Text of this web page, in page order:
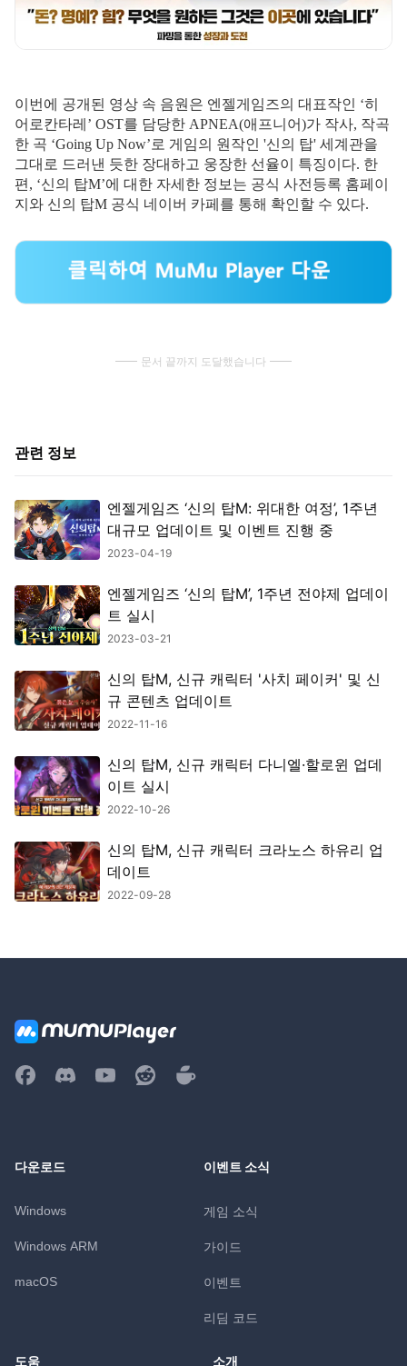
이번에 공개된 영상 속 음원은 엔젤게임즈의 대표작인 ‘히
어로칸타레’ OST를 담당한 APNEA(애프니어)가 작사, 작곡
한 곡 ‘Going Up Now’로 게임의 원작인 '신의 탑' 세계관을
그대로 드러낸 듯한 장대하고 웅장한 선율이 특징이다. 한
편, ‘신의 탑M’에 대한 자세한 정보는 공식 사전등록 홈페이
지와 신의 탑M 공식 네이버 카페를 통해 확인할 수 있다.
문서 끝까지 도달했습니다
관련 정보
엔젤게임즈 ‘신의 탑M: 위대한 여정’, 1주년
대규모 업데이트 및 이벤트 진행 중
2023-04-19
엔젤게임즈 ‘신의 탑M’, 1주년 전야제 업데이
트 실시
2023-03-21
신의 탑M, 신규 캐릭터 '사치 페이커' 및 신
규 콘텐츠 업데이트
2022-11-16
신의 탑M, 신규 캐릭터 다니엘·할로윈 업데
이트 실시
2022-10-26
신의 탑M, 신규 캐릭터 크라노스 하유리 업
데이트
2022-09-28
다운로드
Windows
Windows ARM
macOS
이벤트 소식
게임 소식
가이드
이벤트
리딤 코드
도움 소개